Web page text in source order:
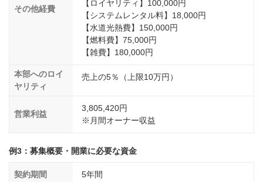
その他経費
【ロイヤリティ】100,000円
【システムレンタル料】18,000円
【水道光熱費】150,000円
【燃料費】75,000円
【雑費】180,000円
本部へのロイ
ヤリティ
売上の5％（上限10万円）
営業利益
3,805,420円
※月間オーナー収益
例3：募集概要・開業に必要な資金
契約期間 5年間